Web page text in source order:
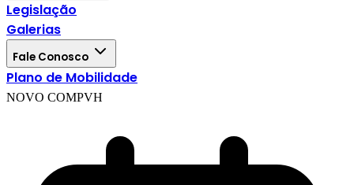
Legislação
Galerias
Fale Conosco
Plano de Mobilidade
NOVO COMPVH